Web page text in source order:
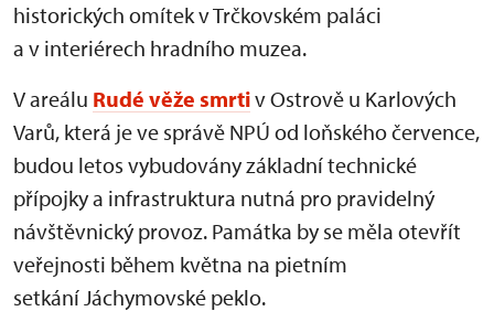
historických omítek v Trčkovském paláci
a v interiérech hradního muzea.
V areálu Rudé věže smrtiv Ostrově u Karlových
Varů, která je ve správě NPÚ od loňského července,
budou letos vybudovány základní technické
přípojky a infrastruktura nutná pro pravidelný
návštěvnický provoz. Památka by se měla otevřít
veřejnosti během května na pietním
setkání Jáchymovské peklo.